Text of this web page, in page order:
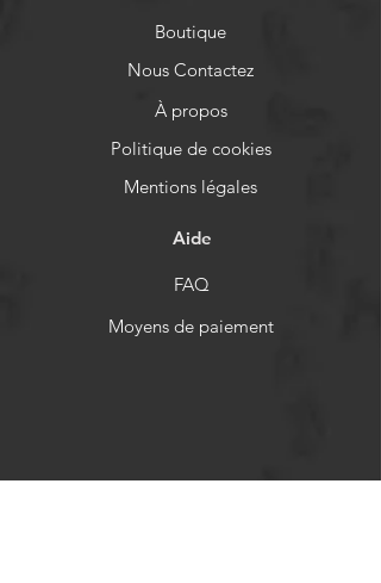
Boutique
Nous Contactez
À propos
Politique de cookies
Mentions légales
Aide
FAQ
Moyens de paiement